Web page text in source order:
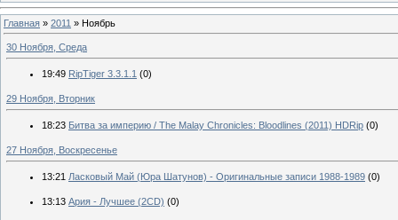
Главная » 2011 » Ноябрь
30 Ноября, Среда
19:49 RipTiger 3.3.1.1 (0)
29 Ноября, Вторник
18:23 Битва за империю / The Malay Chronicles: Bloodlines (2011) HDRip (0)
27 Ноября, Воскресенье
13:21 Ласковый Май (Юра Шатунов) - Оригинальные записи 1988-1989 (0)
13:13 Ария - Лучшее (2CD) (0)